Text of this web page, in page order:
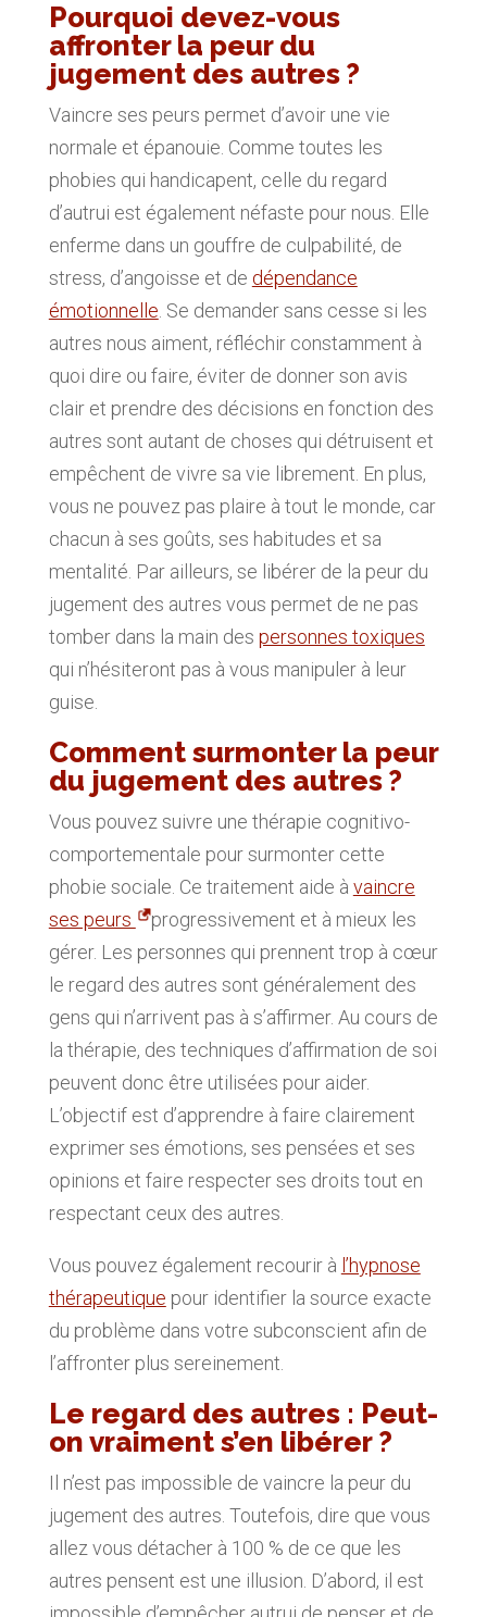
Pourquoi devez-vous
affronter la peur du
jugement des autres ?
Vaincre ses peurs permet d’avoir une vie
normale et épanouie. Comme toutes les
phobies qui handicapent, celle du regard
d’autrui est également néfaste pour nous. Elle
enferme dans un gouffre de culpabilité, de
stress, d’angoisse et de dépendance
émotionnelle. Se demander sans cesse si les
autres nous aiment, réfléchir constamment à
quoi dire ou faire, éviter de donner son avis
clair et prendre des décisions en fonction des
autres sont autant de choses qui détruisent et
empêchent de vivre sa vie librement. En plus,
vous ne pouvez pas plaire à tout le monde, car
chacun à ses goûts, ses habitudes et sa
mentalité. Par ailleurs, se libérer de la peur du
jugement des autres vous permet de ne pas
tomber dans la main des personnes toxiques
qui n’hésiteront pas à vous manipuler à leur
guise.
Comment surmonter la peur
du jugement des autres ?
Vous pouvez suivre une thérapie cognitivo-
comportementale pour surmonter cette
phobie sociale. Ce traitement aide à vaincre
ses peurs
progressivement et à mieux les
gérer. Les personnes qui prennent trop à cœur
le regard des autres sont généralement des
gens qui n’arrivent pas à s’affirmer. Au cours de
la thérapie, des techniques d’affirmation de soi
peuvent donc être utilisées pour aider.
L’objectif est d’apprendre à faire clairement
exprimer ses émotions, ses pensées et ses
opinions et faire respecter ses droits tout en
respectant ceux des autres.
Vous pouvez également recourir à l’hypnose
thérapeutique pour identifier la source exacte
du problème dans votre subconscient afin de
l’affronter plus sereinement.
Le regard des autres : Peut-
on vraiment s’en libérer ?
Il n’est pas impossible de vaincre la peur du
jugement des autres. Toutefois, dire que vous
allez vous détacher à 100 % de ce que les
autres pensent est une illusion. D’abord, il est